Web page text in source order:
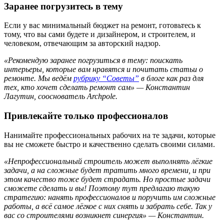
Заранее погрузитесь в тему
Если у вас минимальный бюджет на ремонт, готовьтесь к
тому, что вы сами будете и дизайнером, и строителем, и
человеком, отвечающим за авторский надзор.
«Рекомендую заранее погрузиться в тему: поискать
интерьеры, которые вам нравятся и почитать статьи о
ремонте. Мы ведём рубрику “Советы” в блоге как раз для
тех, кто хочет сделать ремонт сам» — Константин
Лагутин, сооснователь Archpole.
Привлекайте только профессионалов
Нанимайте профессиональных рабочих на те задачи, которые
вы не сможете быстро и качественно сделать своими силами.
«Непрофессиональный строитель может выполнять лёгкие
задачи, а на сложные будет тратить много времени, и при
этом качество тоже будет страдать. Но простые задачи
сможете сделать и вы! Поэтому тут предлагаю такую
стратегию: нанять профессионалов и поручить им сложные
работы, а всё самое лёгкое с них снять и забрать себе. Так у
вас со строителями возникнет синергия» — Константин.